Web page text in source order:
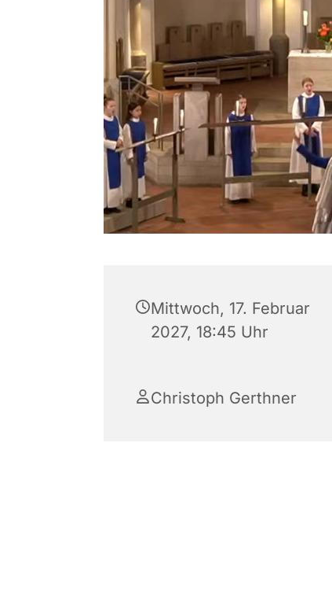
Mittwoch, 17. Februar
2027, 18:45 Uhr
Christoph Gerthner